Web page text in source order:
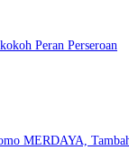
Peran Perseroan
MERDAYA,